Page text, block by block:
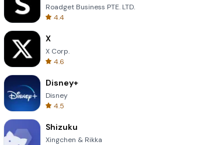
Roadget Business PTE. LTD.
4.4
X
X Corp.
4.6
Disney+
Disney
4.5
Shizuku
Xingchen & Rikka